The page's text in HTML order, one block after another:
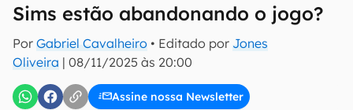
Sims estão abandonando o jogo?
Por Gabriel Cavalheiro • Editado por Jones
Oliveira | 08/11/2025 às 20:00
Assine nossa Newsletter
E-mail